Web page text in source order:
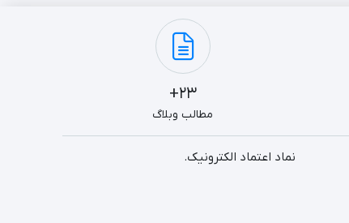
23+
مطالب وبلاگ
نماد اعتماد الکترونیک.